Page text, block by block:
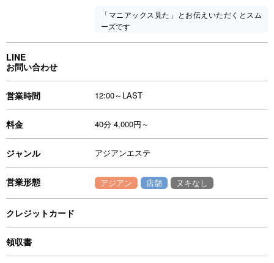
「マニアックス見た」とお伝えいただくとスム
ーズです
LINE
お問い合わせ
営業時間 12:00～LAST
料金 40分 4,000円～
ジャンル アジアンエステ
営業形態 アジアン 店舗 ヌキなし
クレジットカード
領収書